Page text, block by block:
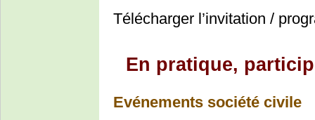
Télécharger l’invitation /
En pratique,
Evénements société civile